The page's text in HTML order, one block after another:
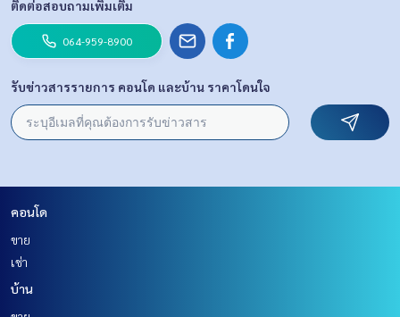
ติดต่อสอบถามเพิ่มเติม
064-959-8900
รับข่าวสารรายการ คอนโด และบ้าน ราคาโดนใจ
คอนโด
ขาย
เช่า
บ้าน